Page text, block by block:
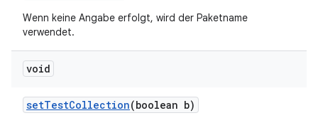
Wenn keine Angabe erfolgt, wird der Paketname
verwendet.
void
setTestCollection(boolean b)